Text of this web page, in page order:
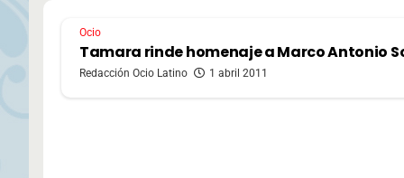
Ocio
Tamara rinde homenaje a Marco Antonio
Redacción Ocio Latino 1 abril 2011